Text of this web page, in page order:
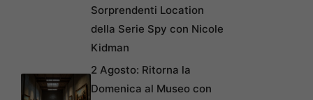
Sorprendenti Location
della Serie Spy con Nicole
Kidman
2 Agosto: Ritorna la
Domenica al Museo con